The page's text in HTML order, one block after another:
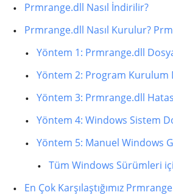
Prmrange.dll Nasıl İndirilir?
Prmrange.dll Nasıl Kurulur?
Yöntem 1: Prmrange.dll
Yöntem 2: Program Kurulum
Yöntem 3: Prmrange.dll
Yöntem 4: Windows Sistem
Yöntem 5: Manuel Windows
Tüm Windows Sürümleri
En Çok Karşılaştığımız